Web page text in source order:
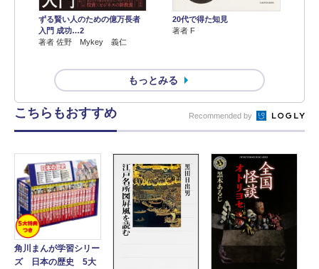
ずる賢い人のための億万長者
入門 成功…2
著者 佐野 Mykey 義仁
20代で得た知見
著者 F
もっとみる
こちらもおすすめ Recommended by
角川まんが学習シリー
ズ 日本の歴史 5大